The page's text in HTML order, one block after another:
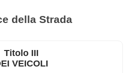
della Strada
Titolo III
VEICOLI